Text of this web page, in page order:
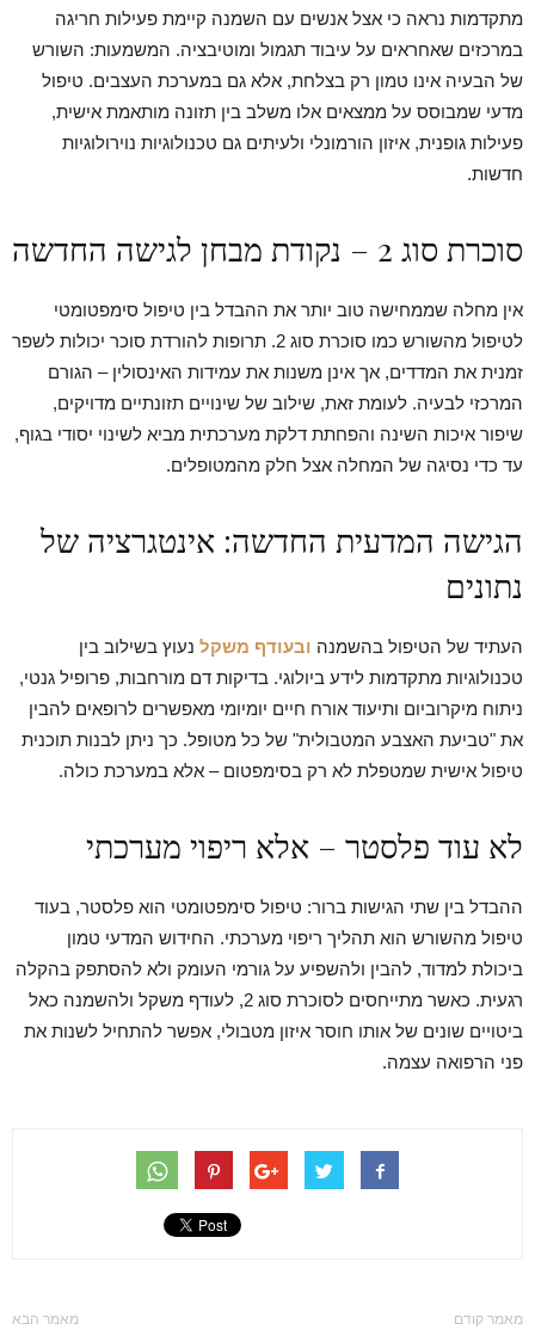
מתקדמות נראה כי אצל אנשים עם השמנה קיימת פעילות חריגה
במרכזים שאחראים על עיבוד תגמול ומוטיבציה. המשמעות: השורש
של הבעיה אינו טמון רק בצלחת, אלא גם במערכת העצבים. טיפול
מדעי שמבוסס על ממצאים אלו משלב בין תזונה מותאמת אישית,
פעילות גופנית, איזון הורמונלי ולעיתים גם טכנולוגיות נוירולוגיות
חדשות.
סוכרת סוג 2 – נקודת מבחן לגישה החדשה
אין מחלה שממחישה טוב יותר את ההבדל בין טיפול סימפטומטי
לטיפול מהשורש כמו סוכרת סוג 2. תרופות להורדת סוכר יכולות לשפר
זמנית את המדדים, אך אינן משנות את עמידות האינסולין – הגורם
המרכזי לבעיה. לעומת זאת, שילוב של שינויים תזונתיים מדויקים,
שיפור איכות השינה והפחתת דלקת מערכתית מביא לשינוי יסודי בגוף,
עד כדי נסיגה של המחלה אצל חלק מהמטופלים.
הגישה המדעית החדשה: אינטגרציה של
נתונים
העתיד של הטיפול בהשמנה ובעודף משקל נעוץ בשילוב בין
טכנולוגיות מתקדמות לידע ביולוגי. בדיקות דם מורחבות, פרופיל גנטי,
ניתוח מיקרוביום ותיעוד אורח חיים יומיומי מאפשרים לרופאים להבין
את "טביעת האצבע המטבולית" של כל מטופל. כך ניתן לבנות תוכנית
טיפול אישית שמטפלת לא רק בסימפטום – אלא במערכת כולה.
לא עוד פלסטר – אלא ריפוי מערכתי
ההבדל בין שתי הגישות ברור: טיפול סימפטומטי הוא פלסטר, בעוד
טיפול מהשורש הוא תהליך ריפוי מערכתי. החידוש המדעי טמון
ביכולת למדוד, להבין ולהשפיע על גורמי העומק ולא להסתפק בהקלה
רגעית. כאשר מתייחסים לסוכרת סוג 2, לעודף משקל ולהשמנה כאל
ביטויים שונים של אותו חוסר איזון מטבולי, אפשר להתחיל לשנות את
פני הרפואה עצמה.
מאמר קודם מאמר הבא